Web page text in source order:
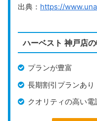
法人登記の可否
その他のサービス
出典： https://
ハーベスト 神戸店
プランが豊富
長期割引プランあり
クオリティの高い電